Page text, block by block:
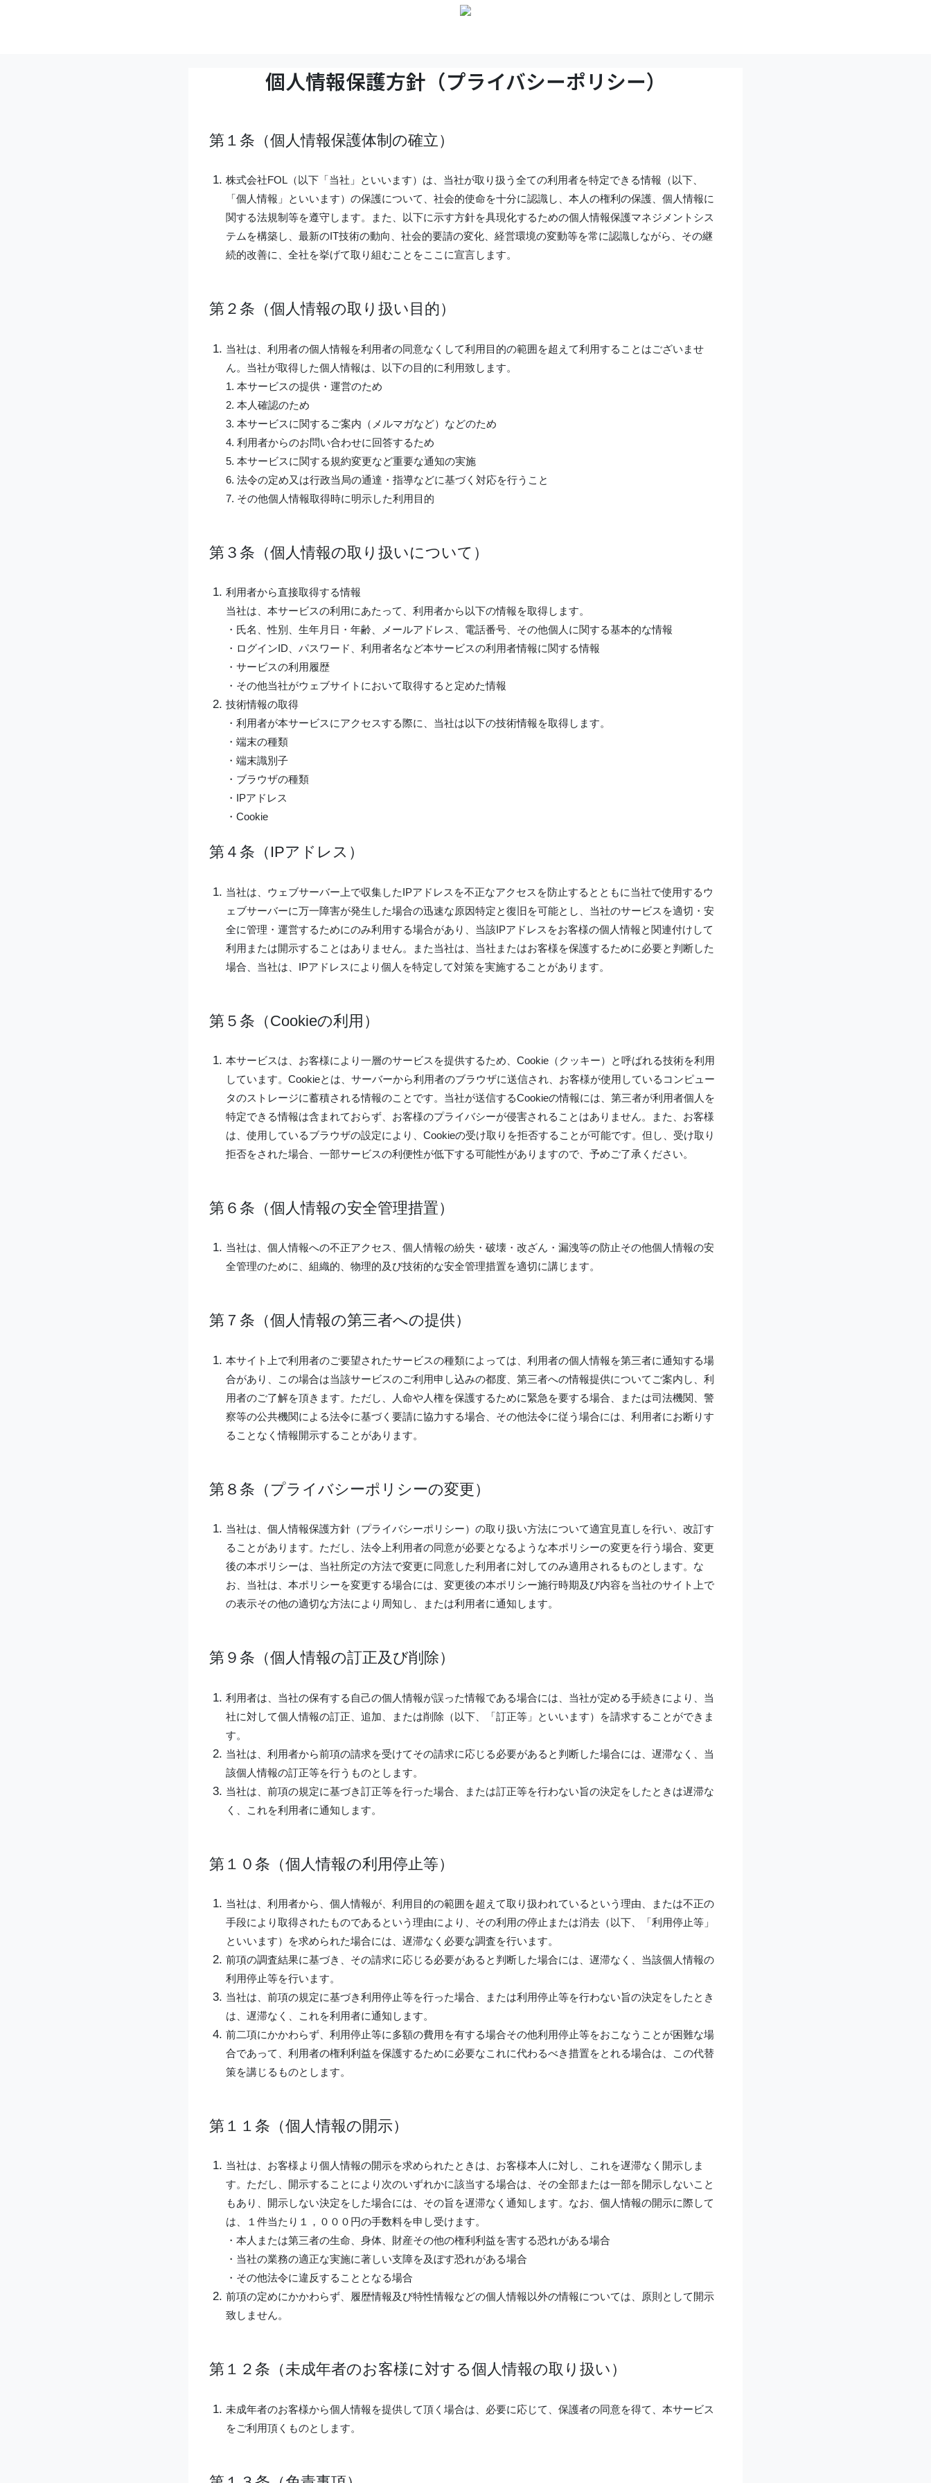
個人情報保護方針（プライバシーポリシー）
第１条（個人情報保護体制の確立）
株式会社FOL（以下「当社」といいます）は、当社が取り扱う全ての利用者を特定できる情報（以下、
「個人情報」といいます）の保護について、社会的使命を十分に認識し、本人の権利の保護、個人情報に
関する法規制等を遵守します。また、以下に示す方針を具現化するための個人情報保護マネジメントシス
テムを構築し、最新のIT技術の動向、社会的要請の変化、経営環境の変動等を常に認識しながら、その継
続的改善に、全社を挙げて取り組むことをここに宣言します。
第２条（個人情報の取り扱い目的）
当社は、利用者の個人情報を利用者の同意なくして利用目的の範囲を超えて利用することはございませ
ん。当社が取得した個人情報は、以下の目的に利用致します。
1. 本サービスの提供・運営のため
2. 本人確認のため
3. 本サービスに関するご案内（メルマガなど）などのため
4. 利用者からのお問い合わせに回答するため
5. 本サービスに関する規約変更など重要な通知の実施
6. 法令の定め又は行政当局の通達・指導などに基づく対応を行うこと
7. その他個人情報取得時に明示した利用目的
第３条（個人情報の取り扱いについて）
利用者から直接取得する情報
当社は、本サービスの利用にあたって、利用者から以下の情報を取得します。
・氏名、性別、生年月日・年齢、メールアドレス、電話番号、その他個人に関する基本的な情報
・ログインID、パスワード、利用者名など本サービスの利用者情報に関する情報
・サービスの利用履歴
・その他当社がウェブサイトにおいて取得すると定めた情報
技術情報の取得
・利用者が本サービスにアクセスする際に、当社は以下の技術情報を取得します。
・端末の種類
・端末識別子
・ブラウザの種類
・IPアドレス
・Cookie
第４条（IPアドレス）
当社は、ウェブサーバー上で収集したIPアドレスを不正なアクセスを防止するとともに当社で使用するウ
ェブサーバーに万一障害が発生した場合の迅速な原因特定と復旧を可能とし、当社のサービスを適切・安
全に管理・運営するためにのみ利用する場合があり、当該IPアドレスをお客様の個人情報と関連付けして
利用または開示することはありません。また当社は、当社またはお客様を保護するために必要と判断した
場合、当社は、IPアドレスにより個人を特定して対策を実施することがあります。
第５条（Cookieの利用）
本サービスは、お客様により一層のサービスを提供するため、Cookie（クッキー）と呼ばれる技術を利用
しています。Cookieとは、サーバーから利用者のブラウザに送信され、お客様が使用しているコンピュー
タのストレージに蓄積される情報のことです。当社が送信するCookieの情報には、第三者が利用者個人を
特定できる情報は含まれておらず、お客様のプライバシーが侵害されることはありません。また、お客様
は、使用しているブラウザの設定により、Cookieの受け取りを拒否することが可能です。但し、受け取り
拒否をされた場合、一部サービスの利便性が低下する可能性がありますので、予めご了承ください。
第６条（個人情報の安全管理措置）
当社は、個人情報への不正アクセス、個人情報の紛失・破壊・改ざん・漏洩等の防止その他個人情報の安
全管理のために、組織的、物理的及び技術的な安全管理措置を適切に講じます。
第７条（個人情報の第三者への提供）
本サイト上で利用者のご要望されたサービスの種類によっては、利用者の個人情報を第三者に通知する場
合があり、この場合は当該サービスのご利用申し込みの都度、第三者への情報提供についてご案内し、利
用者のご了解を頂きます。ただし、人命や人権を保護するために緊急を要する場合、または司法機関、警
察等の公共機関による法令に基づく要請に協力する場合、その他法令に従う場合には、利用者にお断りす
ることなく情報開示することがあります。
第８条（プライバシーポリシーの変更）
当社は、個人情報保護方針（プライバシーポリシー）の取り扱い方法について適宜見直しを行い、改訂す
ることがあります。ただし、法令上利用者の同意が必要となるような本ポリシーの変更を行う場合、変更
後の本ポリシーは、当社所定の方法で変更に同意した利用者に対してのみ適用されるものとします。な
お、当社は、本ポリシーを変更する場合には、変更後の本ポリシー施行時期及び内容を当社のサイト上で
の表示その他の適切な方法により周知し、または利用者に通知します。
第９条（個人情報の訂正及び削除）
利用者は、当社の保有する自己の個人情報が誤った情報である場合には、当社が定める手続きにより、当
社に対して個人情報の訂正、追加、または削除（以下、「訂正等」といいます）を請求することができま
す。
当社は、利用者から前項の請求を受けてその請求に応じる必要があると判断した場合には、遅滞なく、当
該個人情報の訂正等を行うものとします。
当社は、前項の規定に基づき訂正等を行った場合、または訂正等を行わない旨の決定をしたときは遅滞な
く、これを利用者に通知します。
第１０条（個人情報の利用停止等）
当社は、利用者から、個人情報が、利用目的の範囲を超えて取り扱われているという理由、または不正の
手段により取得されたものであるという理由により、その利用の停止または消去（以下、「利用停止等」
といいます）を求められた場合には、遅滞なく必要な調査を行います。
前項の調査結果に基づき、その請求に応じる必要があると判断した場合には、遅滞なく、当該個人情報の
利用停止等を行います。
当社は、前項の規定に基づき利用停止等を行った場合、または利用停止等を行わない旨の決定をしたとき
は、遅滞なく、これを利用者に通知します。
前二項にかかわらず、利用停止等に多額の費用を有する場合その他利用停止等をおこなうことが困難な場
合であって、利用者の権利利益を保護するために必要なこれに代わるべき措置をとれる場合は、この代替
策を講じるものとします。
第１１条（個人情報の開示）
当社は、お客様より個人情報の開示を求められたときは、お客様本人に対し、これを遅滞なく開示しま
す。ただし、開示することにより次のいずれかに該当する場合は、その全部または一部を開示しないこと
もあり、開示しない決定をした場合には、その旨を遅滞なく通知します。なお、個人情報の開示に際して
は、１件当たり１，０００円の手数料を申し受けます。
・本人または第三者の生命、身体、財産その他の権利利益を害する恐れがある場合
・当社の業務の適正な実施に著しい支障を及ぼす恐れがある場合
・その他法令に違反することとなる場合
前項の定めにかかわらず、履歴情報及び特性情報などの個人情報以外の情報については、原則として開示
致しません。
第１２条（未成年者のお客様に対する個人情報の取り扱い）
未成年者のお客様から個人情報を提供して頂く場合は、必要に応じて、保護者の同意を得て、本サービス
をご利用頂くものとします。